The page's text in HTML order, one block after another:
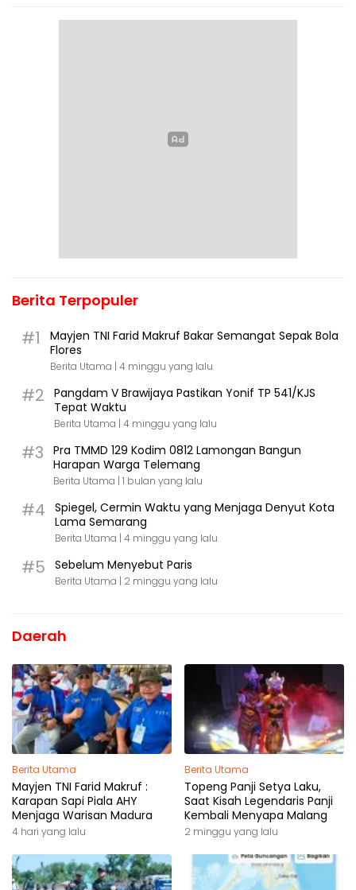
Berita Terpopuler
#1
Mayjen TNI Farid Makruf Bakar Semangat Sepak Bola
Flores
Berita Utama | 4 minggu yang lalu
#2
Pangdam V Brawijaya Pastikan Yonif TP 541/KJS
Tepat Waktu
Berita Utama | 4 minggu yang lalu
#3
Pra TMMD 129 Kodim 0812 Lamongan Bangun
Harapan Warga Telemang
Berita Utama | 1 bulan yang lalu
#4
Spiegel, Cermin Waktu yang Menjaga Denyut Kota
Lama Semarang
Berita Utama | 4 minggu yang lalu
#5 Sebelum Menyebut Paris
Berita Utama | 2 minggu yang lalu
Daerah
Berita Utama
Mayjen TNI Farid Makruf :
Karapan Sapi Piala AHY
Menjaga Warisan Madura
4 hari yang lalu
Berita Utama
Topeng Panji Setya Laku,
Saat Kisah Legendaris Panji
Kembali Menyapa Malang
2 minggu yang lalu